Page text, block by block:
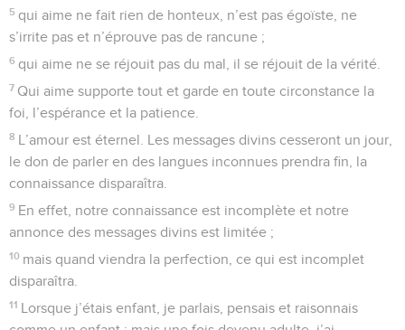
5 qui aime ne fait rien de honteux, n’est pas égoïste, ne
s’irrite pas et n’éprouve pas de rancune ;
6 qui aime ne se réjouit pas du mal, il se réjouit de la vérité.
7 Qui aime supporte tout et garde en toute circonstance la
foi, l’espérance et la patience.
8 L’amour est éternel. Les messages divins cesseront un jour,
le don de parler en des langues inconnues prendra fin, la
connaissance disparaîtra.
9 En effet, notre connaissance est incomplète et notre
annonce des messages divins est limitée ;
10 mais quand viendra la perfection, ce qui est incomplet
disparaîtra.
11 Lorsque j’étais enfant, je parlais, pensais et raisonnais